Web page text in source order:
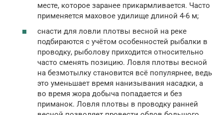
месте, которое заранее прикармливается. Часто
применяется маховое удилище длиной 4-6 м;
снасти для ловли плотвы весной на реке
подбираются с учётом особенностей рыбалки в
проводку, рыболову приходится относительно
часто сменять позицию. Ловля плотвы весной
на безмотылку становится всё популярнее, ведь
это уменьшает время нанизывания насадки, а
во время жора добыча попадается и без
приманок. Ловля плотвы в проводку ранней